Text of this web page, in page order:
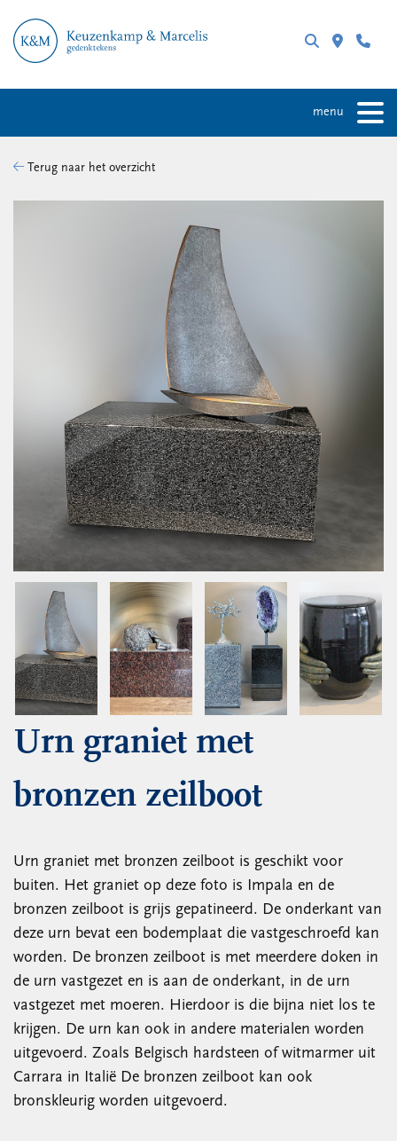
menu
Terug naar het overzicht
Urn graniet met
bronzen zeilboot
Urn graniet met bronzen zeilboot is geschikt voor
buiten. Het graniet op deze foto is Impala en de
bronzen zeilboot is grijs gepatineerd. De onderkant van
deze urn bevat een bodemplaat die vastgeschroefd kan
worden. De bronzen zeilboot is met meerdere doken in
de urn vastgezet en is aan de onderkant, in de urn
vastgezet met moeren. Hierdoor is die bijna niet los te
krijgen. De urn kan ook in andere materialen worden
uitgevoerd. Zoals Belgisch hardsteen of witmarmer uit
Carrara in Italië De bronzen zeilboot kan ook
bronskleurig worden uitgevoerd.